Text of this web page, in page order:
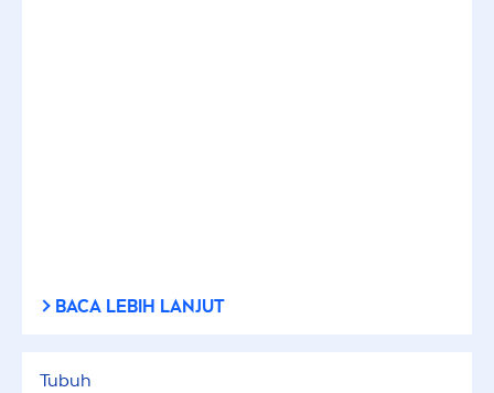
BACA LEBIH LANJUT
Tubuh